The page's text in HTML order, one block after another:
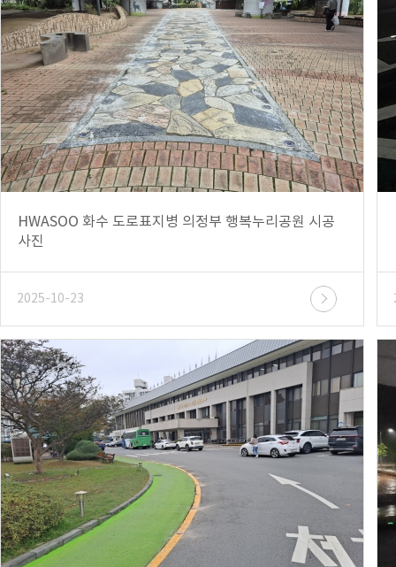
HWASOO 화수 도로표지병 의정부 행복누리공원 시공
사진
2025-10-23